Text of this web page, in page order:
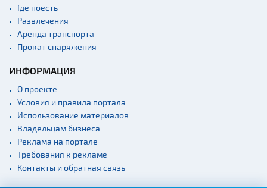
Костелы
Театры
Концертные залы
экскурсий: г. Минск
Спортивные
сооружения
Веломаршруты
Аэропорты
Где поесть
Развлечения
Аренда транспорта
Прокат снаряжения
ИНФОРМАЦИЯ
О проекте
Условия и правила портала
Использование материалов
Владельцам бизнеса
Реклама на портале
Требования к рекламе
Контакты и обратная связь